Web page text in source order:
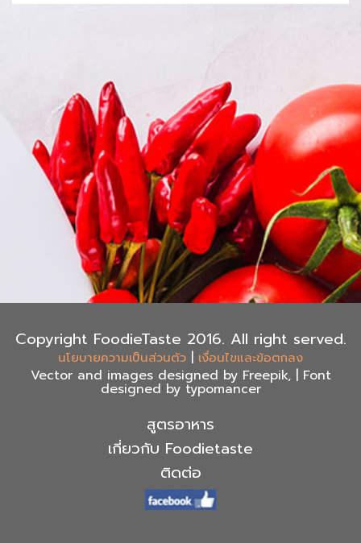
Copyright FoodieTaste 2016. All right served.
นโยบายความเป็นส่วนตัว | เงื่อนไขและข้อตกลง
Vector and images designed by Freepik, | Font
designed by typomancer
สูตรอาหาร
เกี่ยวกับ Foodietaste
ติดต่อ